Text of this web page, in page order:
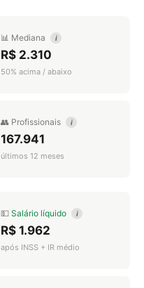
📊 Mediana i
R$ 2.310
50% acima / abaixo
👥 Profissionais i
167.941
últimos 12 meses
💵 Salário líquido i
R$ 1.962
após INSS + IR médio